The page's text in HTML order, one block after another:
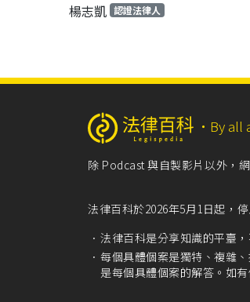
楊志凱 認證法律人
‧ By all
除 Podcast 與自製影片以外，
法律百科於2026年5月1日起，
法律百科是分享知識的平臺
每個具體個案是獨特、複雜
是每個具體個案的解答。如